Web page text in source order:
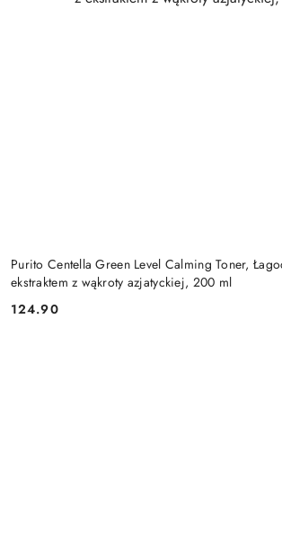
Purito Centella Green Level Calming Toner,
ekstraktem z wąkroty azjatyckiej, 200 ml
Cena:
124.90